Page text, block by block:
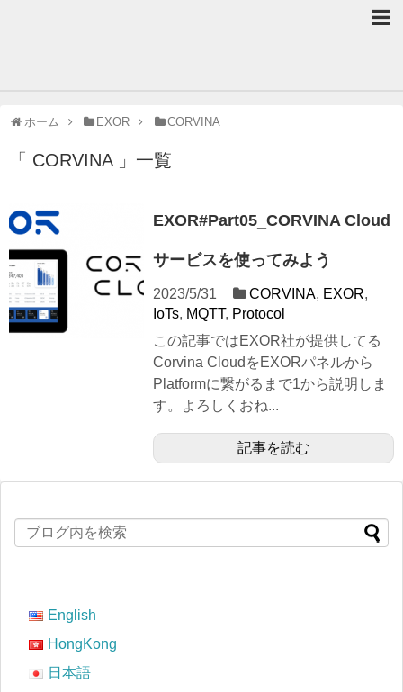
ホーム EXOR CORVINA
「 CORVINA 」一覧
EXOR#Part05_CORVINA Cloud
サービスを使ってみよう
2023/5/31 CORVINA, EXOR,
IoTs, MQTT, Protocol
この記事ではEXOR社が提供してる
Corvina CloudをEXORパネルから
Platformに繋がるまで1から説明しま
す。よろしくおね...
記事を読む
English
HongKong
日本語